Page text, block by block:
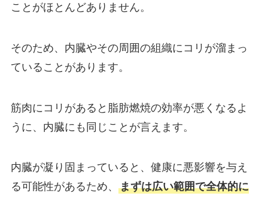
ことがほとんどありません。
そのため、内臓やその周囲の組織にコリが溜まっ
ていることがあります。
筋肉にコリがあると脂肪燃焼の効率が悪くなるよ
うに、内臓にも同じことが言えます。
内臓が凝り固まっていると、健康に悪影響を与え
る可能性があるため、 まずは広い範囲で全体的に